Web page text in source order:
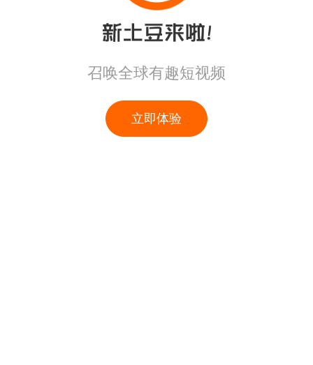
召唤全球有趣短视频
立即体验